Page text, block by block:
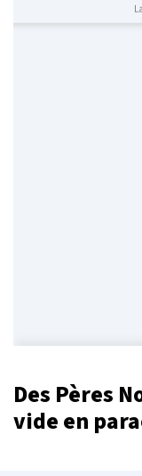
Des Pères
vide en